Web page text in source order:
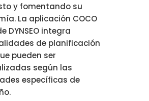
y fomentando su
La aplicación COCO
DYNSEO integra
de planificación
pueden ser
según las
específicas de